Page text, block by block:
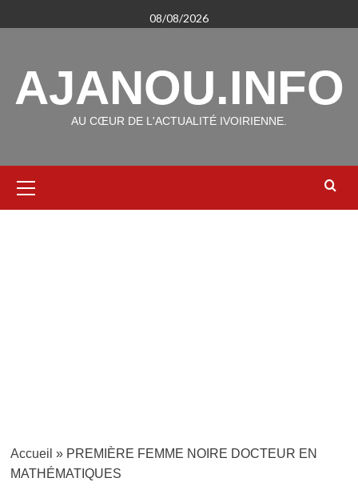
au
08/08/2026
AJANOU.INFO
AU CŒUR DE L'ACTUALITÉ IVOIRIENNE.
principal
Accueil » PREMIÈRE FEMME NOIRE DOCTEUR EN
MATHÉMATIQUES